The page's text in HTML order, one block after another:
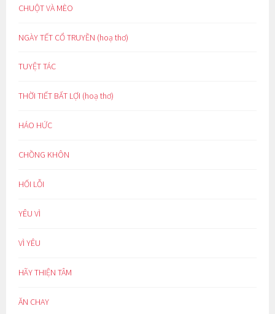
CHUỘT VÀ MÈO
NGÀY TẾT CỔ TRUYỀN (hoạ thơ)
TUYỆT TÁC
THỜI TIẾT BẤT LỢI (hoạ thơ)
HÁO HỨC
CHỒNG KHÔN
HỐI LỖI
YÊU VÌ
VÌ YÊU
HÃY THIỆN TÂM
ĂN CHAY